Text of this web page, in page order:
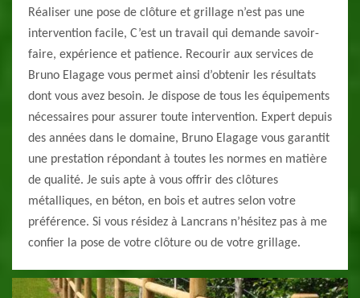
Réaliser une pose de clôture et grillage n’est pas une
intervention facile, C’est un travail qui demande savoir-
faire, expérience et patience. Recourir aux services de
Bruno Elagage vous permet ainsi d’obtenir les résultats
dont vous avez besoin. Je dispose de tous les équipements
nécessaires pour assurer toute intervention. Expert depuis
des années dans le domaine, Bruno Elagage vous garantit
une prestation répondant à toutes les normes en matière
de qualité. Je suis apte à vous offrir des clôtures
métalliques, en béton, en bois et autres selon votre
préférence. Si vous résidez à Lancrans n’hésitez pas à me
confier la pose de votre clôture ou de votre grillage.